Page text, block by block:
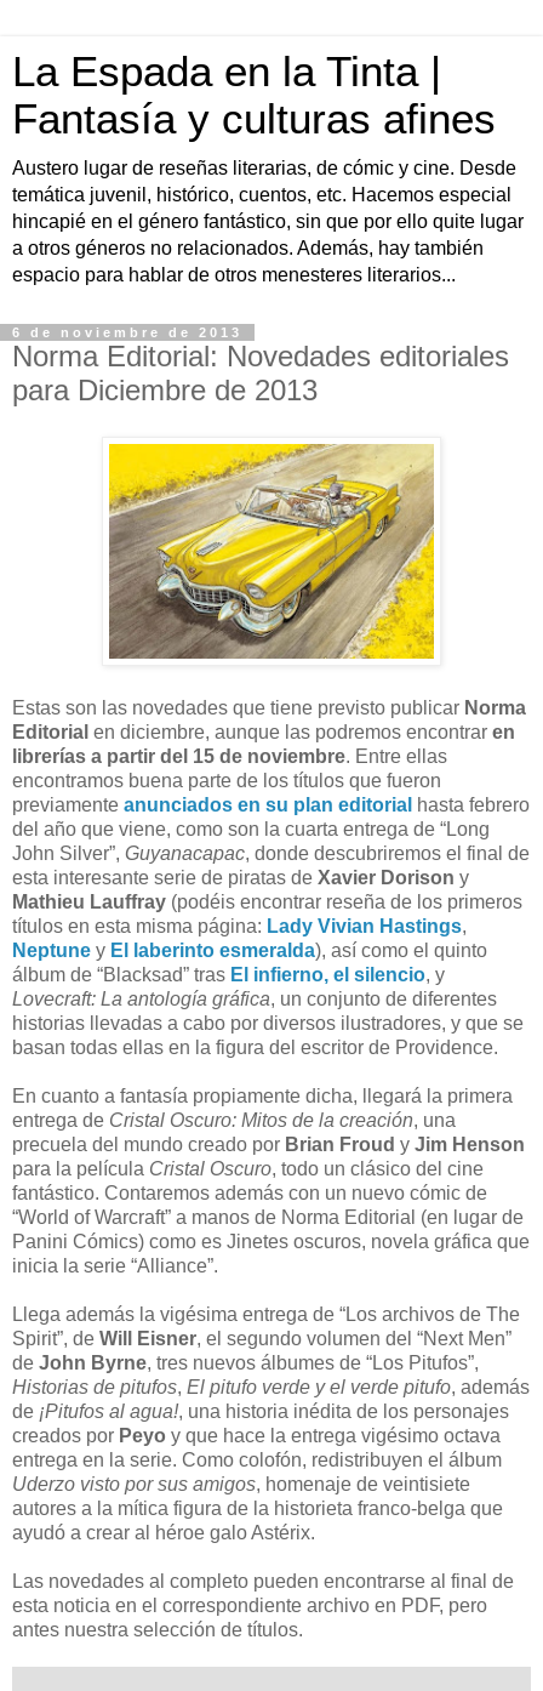
La Espada en la Tinta |
Fantasía y culturas afines
Austero lugar de reseñas literarias, de cómic y cine. Desde
temática juvenil, histórico, cuentos, etc. Hacemos especial
hincapié en el género fantástico, sin que por ello quite lugar
a otros géneros no relacionados. Además, hay también
espacio para hablar de otros menesteres literarios...
6 de noviembre de 2013
Norma Editorial: Novedades editoriales
para Diciembre de 2013
Estas son las novedades que tiene previsto publicar Norma
Editorial en diciembre, aunque las podremos encontrar en
librerías a partir del 15 de noviembre. Entre ellas
encontramos buena parte de los títulos que fueron
previamente anunciados en su plan editorial hasta febrero
del año que viene, como son la cuarta entrega de “Long
John Silver”, Guyanacapac, donde descubriremos el final de
esta interesante serie de piratas de Xavier Dorison y
Mathieu Lauffray (podéis encontrar reseña de los primeros
títulos en esta misma página: Lady Vivian Hastings,
Neptune y El laberinto esmeralda), así como el quinto
álbum de “Blacksad” tras El infierno, el silencio, y
Lovecraft: La antología gráfica, un conjunto de diferentes
historias llevadas a cabo por diversos ilustradores, y que se
basan todas ellas en la figura del escritor de Providence.
En cuanto a fantasía propiamente dicha, llegará la primera
entrega de Cristal Oscuro: Mitos de la creación, una
precuela del mundo creado por Brian Froud y Jim Henson
para la película Cristal Oscuro, todo un clásico del cine
fantástico. Contaremos además con un nuevo cómic de
“World of Warcraft” a manos de Norma Editorial (en lugar de
Panini Cómics) como es Jinetes oscuros, novela gráfica que
inicia la serie “Alliance”.
Llega además la vigésima entrega de “Los archivos de The
Spirit”, de Will Eisner, el segundo volumen del “Next Men”
de John Byrne, tres nuevos álbumes de “Los Pitufos”,
Historias de pitufos, El pitufo verde y el verde pitufo, además
de ¡Pitufos al agua!, una historia inédita de los personajes
creados por Peyo y que hace la entrega vigésimo octava
entrega en la serie. Como colofón, redistribuyen el álbum
Uderzo visto por sus amigos, homenaje de veintisiete
autores a la mítica figura de la historieta franco-belga que
ayudó a crear al héroe galo Astérix.
Las novedades al completo pueden encontrarse al final de
esta noticia en el correspondiente archivo en PDF, pero
antes nuestra selección de títulos.